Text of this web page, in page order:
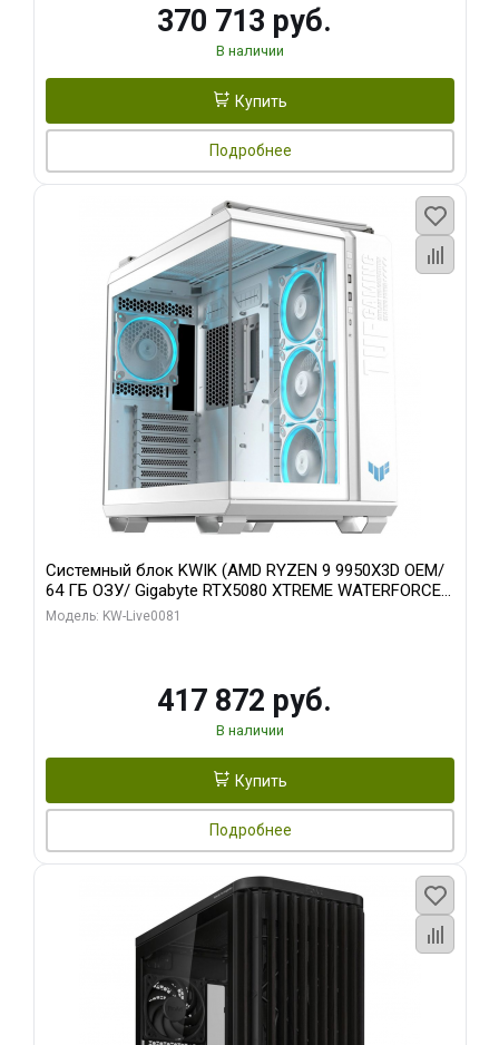
370 713 руб.
В наличии
Купить
Подробнее
Системный блок KWIK (AMD RYZEN 9 9950X3D OEM/
64 ГБ ОЗУ/ Gigabyte RTX5080 XTREME WATERFORCE
16GB GDDR7 256bit/ 1 ТБ SSD)
Модель: KW-Live0081
417 872 руб.
В наличии
Купить
Подробнее